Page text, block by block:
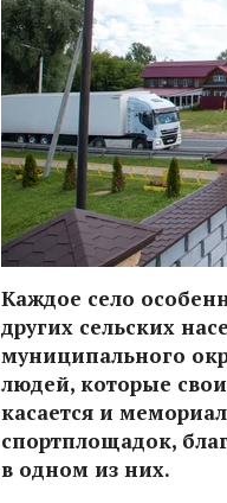
Каждое село
других сельских
муниципального
людей, которые
касается и
спортплощадок,
в одном из них.